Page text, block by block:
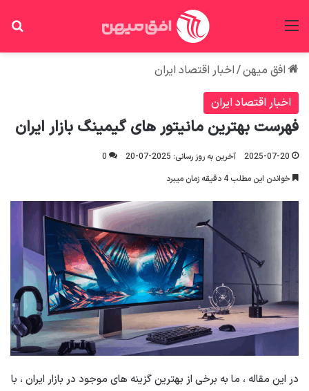
افق میهن/اخبار اقتصاد ایران
اخبار اقتصاد ایران
فهرست بهترین مانیتور های گیمینگ بازار ایران
2025-07-20 آخرین به روز رسانی: 2025-07-20
0
خواندن این مطلب 4 دقیقه زمان میبرد
در این مقاله ، ما به برخی از بهترین گزینه های موجود در بازار ایران ، با